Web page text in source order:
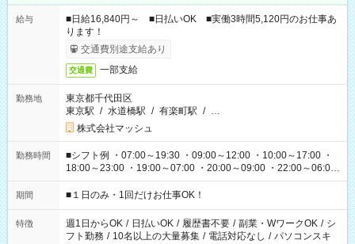
給与
■日給16,840円～ ■日払いOK ■実働3時間5,120円のお仕事あ
ります！
交通費別途支給あり
交通費 一部支給
勤務地
東京都千代田区
東京駅 / 水道橋駅 / 有楽町駅 / …
株式会社マッシュ
勤務時間
■シフト例 ・07:00～19:30 ・09:00～12:00 ・10:00～17:00 ・
18:00～23:00 ・19:00～07:00 ・20:00～09:00 ・22:00～06:00
etc ★最短で3時間で5,120円のお仕事から 15時間で2万円近く稼
げるお仕事も！ ご希望のお時間に合わせてご紹介！ ※シフトは
ください！
期間 ■１日のみ・1回だけお仕事OK！
特徴 週1日からOK / 日払いOK / 履歴書不要 / 副業・WワークOK / シ
フト勤務 / 10名以上の大量募集 / 電話対応なし / パソコンスキ